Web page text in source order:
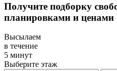
Получите подборку
планировками и ценами
Высылаем
в течение
5 минут
Выберите этаж